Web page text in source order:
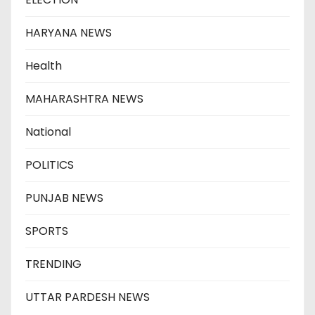
HARYANA NEWS
Health
MAHARASHTRA NEWS
National
POLITICS
PUNJAB NEWS
SPORTS
TRENDING
UTTAR PARDESH NEWS